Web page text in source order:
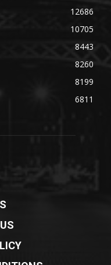
12686
10705
8443
8260
8199
6811